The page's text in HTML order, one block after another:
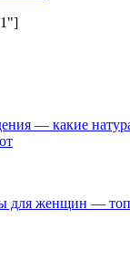
— какие
для женщин — топ